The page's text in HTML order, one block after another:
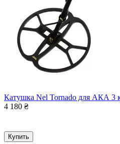
Катушка Nel Tornado для АКА 3
4 180 ₴
Купить